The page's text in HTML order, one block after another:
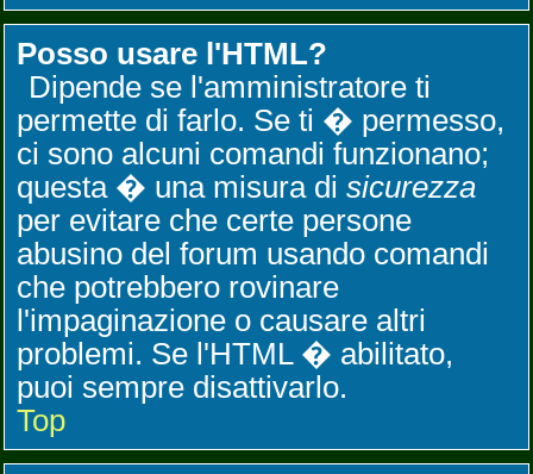
Posso usare l'HTML?
Dipende se l'amministratore ti
permette di farlo. Se ti � permesso,
ci sono alcuni comandi funzionano;
questa � una misura di sicurezza
per evitare che certe persone
abusino del forum usando comandi
che potrebbero rovinare
l'impaginazione o causare altri
problemi. Se l'HTML � abilitato,
puoi sempre disattivarlo.
Top